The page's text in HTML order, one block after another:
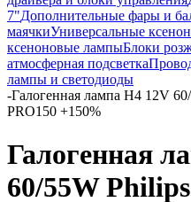
7"Дополнительные фары и
маячкиУниверсальные
ксеноновые лампыБлоки
атмосферная подсветка
лампы и светодиоды
-Галогенная лампа H4 12V
PRO150 +150%
Галогенная
60/55W